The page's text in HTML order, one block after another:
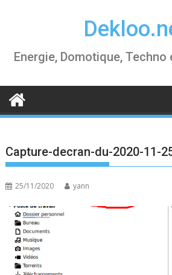
Energie, Domotique,
Capture-decran-du-2020-11-
25/11/2020 yann